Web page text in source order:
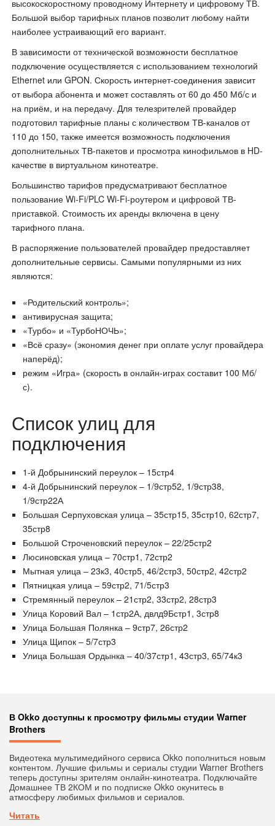
высокоскоростному проводному Интернету и цифровому ТВ.
Большой выбор тарифных планов позволит любому найти
наиболее устраивающий его вариант.
В зависимости от технической возможности бесплатное
подключение осуществляется с использованием технологий
Ethernet или GPON. Скорость интернет-соединения зависит
от выбора абонента и может составлять от 60 до 450 Мб/с и
на приём, и на передачу. Для телезрителей провайдер
подготовил тарифные планы с количеством ТВ-каналов от
110 до 150, также имеется возможность подключения
дополнительных ТВ-пакетов и просмотра кинофильмов в HD-
качестве в виртуальном кинотеатре.
Большинство тарифов предусматривают бесплатное
пользование Wi-Fi/PLC Wi-Fi-роутером и цифровой ТВ-
приставкой. Стоимость их аренды включена в цену
тарифного плана.
В распоряжение пользователей провайдер предоставляет
дополнительные сервисы. Самыми популярными из них
являются:
«Родительский контроль»;
антивирусная защита;
«Турбо» и «ТурбоНОЧЬ»;
«Всё сразу» (экономия денег при оплате услуг провайдера
наперёд);
режим «Игра» (скорость в онлайн-играх составит 100 Мб/
с).
Список улиц для
подключения
1-й Добрынинский переулок – 15стр4
4-й Добрынинский переулок – 1/9стр52, 1/9стр38,
1/9стр22А
Большая Серпуховская улица – 35стр15, 35стр10, 62стр7,
35стр8
Большой Строченовский переулок – 22/25стр2
Люсиновская улица – 70стр1, 72стр2
Мытная улица – 23к3, 40стр5, 46/2стр3, 50стр2, 42стр2
Пятницкая улица – 59стр2, 71/5стр3
Стремянный переулок – 21стр2, 33стр2, 28стр3
Улица Коровий Вал – 1стр2А, двлд9Бстр1, 3стр8
Улица Большая Полянка – 9стр7, 26стр2
Улица Щипок – 5/7стр3
Улица Большая Ордынка – 40/37стр1, 43стр3, 65/74к3
В Okko доступны к просмотру фильмы студии Warner
Brothers
Видеотека мультимедийного сервиса Okko пополниться новым
контентом. Лучшие фильмы и сериалы студии Warner Brothers
теперь доступны зрителям онлайн-кинотеатра. Подключайте
Домашнее ТВ 2КОМ и по подписке Okko окунитесь в
атмосферу любимых фильмов и сериалов.
Читать